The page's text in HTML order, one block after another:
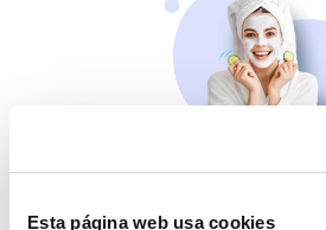
Esta página web usa cookies
Belleza
Si no te mimas tú…